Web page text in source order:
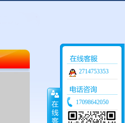
2714753353
17098642050